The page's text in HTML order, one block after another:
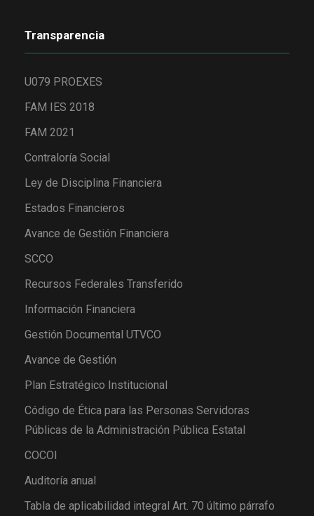
Transparencia
U079 PROEXES
FAM IES 2018
FAM 2021
Contraloría Social
Ley de Disciplina Financiera
Estados Financieros
Avance de Gestión Financiera
SCCO
Recursos Federales Transferido
Información Financiera
Gestión Documental UTVCO
Avance de Gestión
Plan Estratégico Institucional
Código de Ética para las Personas Servidoras
Públicas de la Administración Pública Estatal
COCOI
Auditoría anual
Tabla de aplicabilidad integral Art. 70 último párrafo